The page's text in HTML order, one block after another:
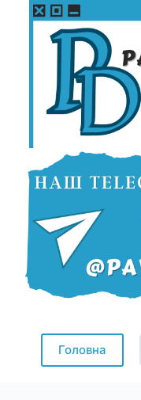
Перейти
Головна